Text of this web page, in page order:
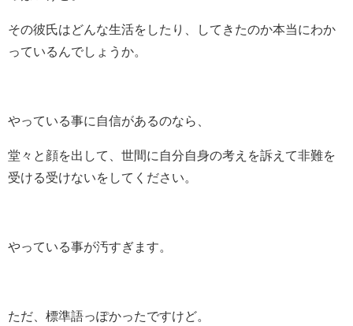
その彼氏はどんな生活をしたり、してきたのか本当にわか
っているんでしょうか。
やっている事に自信があるのなら、
堂々と顔を出して、世間に自分自身の考えを訴えて非難を
受ける受けないをしてください。
やっている事が汚すぎます。
ただ、標準語っぽかったですけど。